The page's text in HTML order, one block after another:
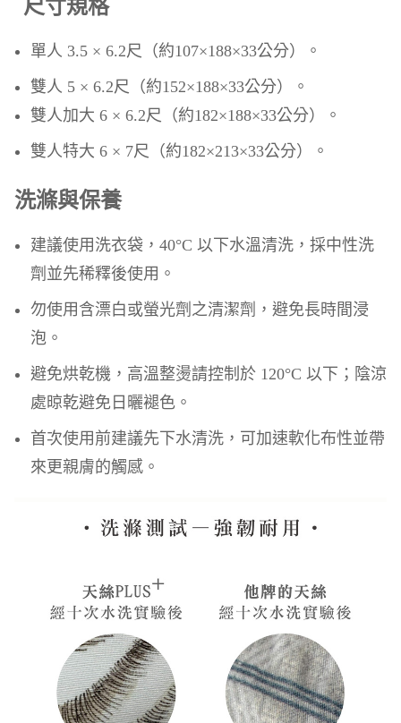
尺寸規格
單人 3.5 × 6.2尺（約107×188×33公分）。
雙人 5 × 6.2尺（約152×188×33公分）。
雙人加大 6 × 6.2尺（約182×188×33公分）。
雙人特大 6 × 7尺（約182×213×33公分）。
洗滌與保養
建議使用洗衣袋，40°C 以下水溫清洗，採中性洗
劑並先稀釋後使用。
勿使用含漂白或螢光劑之清潔劑，避免長時間浸
泡。
避免烘乾機，高溫整燙請控制於 120°C 以下；陰涼
處晾乾避免日曬褪色。
首次使用前建議先下水清洗，可加速軟化布性並帶
來更親膚的觸感。